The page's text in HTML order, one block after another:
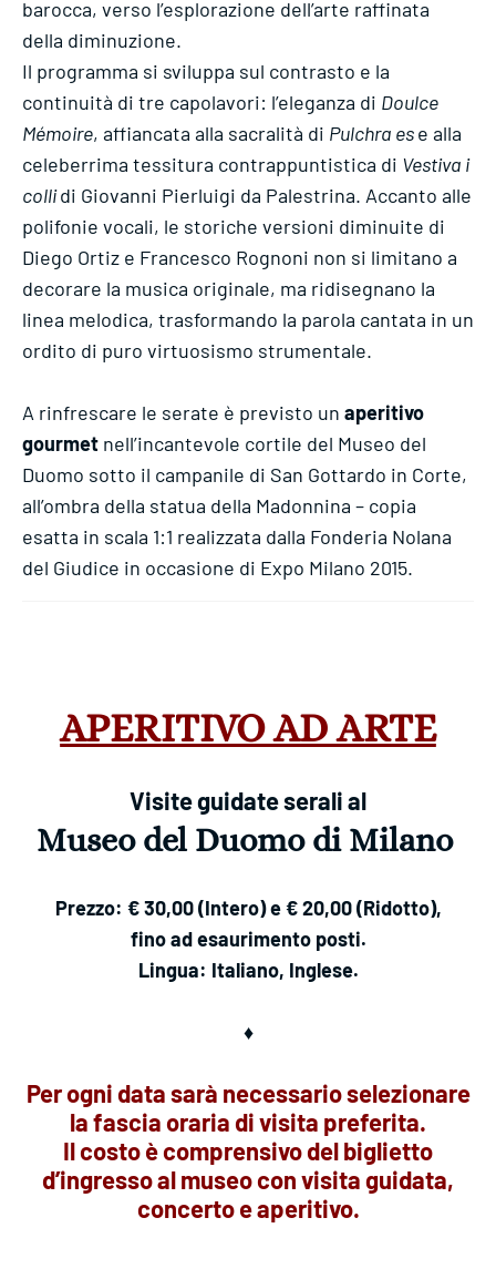
barocca, verso l’esplorazione dell’arte raffinata
della diminuzione.
Il programma si sviluppa sul contrasto e la
continuità di tre capolavori: l’eleganza di Doulce
Mémoire, affiancata alla sacralità di Pulchra ese alla
celeberrima tessitura contrappuntistica di Vestiva i
collidi Giovanni Pierluigi da Palestrina. Accanto alle
polifonie vocali, le storiche versioni diminuite di
Diego Ortiz e Francesco Rognoni non si limitano a
decorare la musica originale, ma ridisegnano la
linea melodica, trasformando la parola cantata in un
ordito di puro virtuosismo strumentale.
A rinfrescare le serate è previsto un aperitivo
gourmet nell’incantevole cortile del Museo del
Duomo sotto il campanile di San Gottardo in Corte,
all’ombra della statua della Madonnina – copia
esatta in scala 1:1 realizzata dalla Fonderia Nolana
del Giudice in occasione di Expo Milano 2015.
APERITIVO AD ARTE
Visite guidate serali al
Museo del Duomo di Milano
Prezzo: € 30,00 (Intero) e € 20,00 (Ridotto),
fino ad esaurimento posti.
Lingua: Italiano, Inglese.
♦
Per ogni data sarà necessario selezionare
la fascia oraria di visita preferita.
Il costo è comprensivo del biglietto
d’ingresso al museo con visita guidata,
concerto e aperitivo.